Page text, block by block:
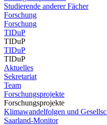
Studierende anderer Fächer
Forschung
Forschung
TIDuP
TIDuP
TIDuP
TIDuP
Aktuelles
Sekretariat
Team
Forschungsprojekte
Forschungsprojekte
Klimawandelfolgen und
Saarland-Monitor